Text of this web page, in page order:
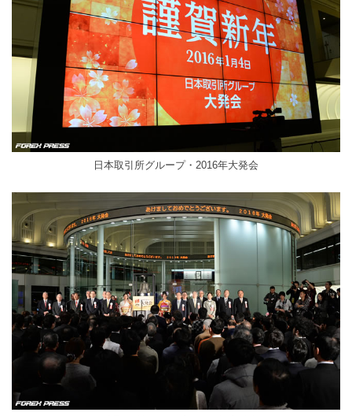
日本取引所グループ・2016年大発会